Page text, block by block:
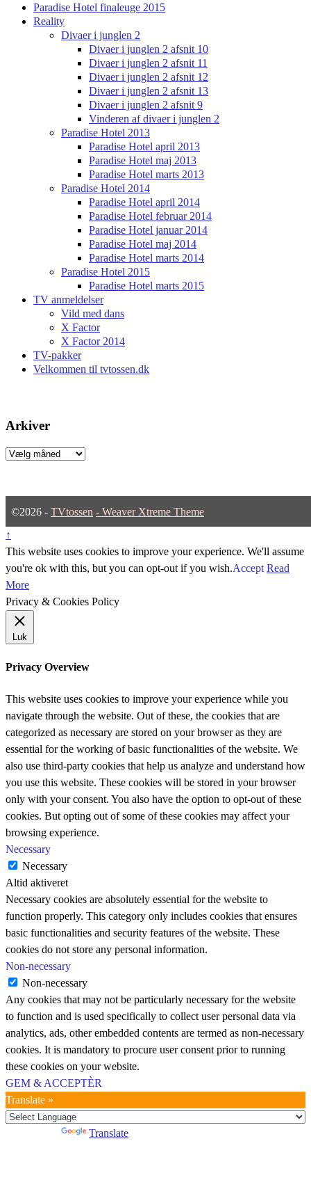
Paradise Hotel finaleuge 2015
Reality
Divaer i junglen 2
Divaer i junglen 2 afsnit 10
Divaer i junglen 2 afsnit 11
Divaer i junglen 2 afsnit 12
Divaer i junglen 2 afsnit 13
Divaer i junglen 2 afsnit 9
Vinderen af divaer i junglen 2
Paradise Hotel 2013
Paradise Hotel april 2013
Paradise Hotel maj 2013
Paradise Hotel marts 2013
Paradise Hotel 2014
Paradise Hotel april 2014
Paradise Hotel februar 2014
Paradise Hotel januar 2014
Paradise Hotel maj 2014
Paradise Hotel marts 2014
Paradise Hotel 2015
Paradise Hotel marts 2015
TV anmeldelser
Vild med dans
X Factor
X Factor 2014
TV-pakker
Velkommen til tvtossen.dk
Arkiver
Arkiver
©2026 - TVtossen - Weaver Xtreme Theme
↑
This website uses cookies to improve your experience. We'll assume
you're ok with this, but you can opt-out if you wish.Accept Read
More
Privacy & Cookies Policy
Luk
Privacy Overview
This website uses cookies to improve your experience while you
navigate through the website. Out of these, the cookies that are
categorized as necessary are stored on your browser as they are
essential for the working of basic functionalities of the website. We
also use third-party cookies that help us analyze and understand how
you use this website. These cookies will be stored in your browser
only with your consent. You also have the option to opt-out of these
cookies. But opting out of some of these cookies may affect your
browsing experience.
Necessary
Necessary
Altid aktiveret
Necessary cookies are absolutely essential for the website to
function properly. This category only includes cookies that ensures
basic functionalities and security features of the website. These
cookies do not store any personal information.
Non-necessary
Non-necessary
Any cookies that may not be particularly necessary for the website
to function and is used specifically to collect user personal data via
analytics, ads, other embedded contents are termed as non-necessary
cookies. It is mandatory to procure user consent prior to running
these cookies on your website.
GEM & ACCEPTÈR
Translate »
Translate